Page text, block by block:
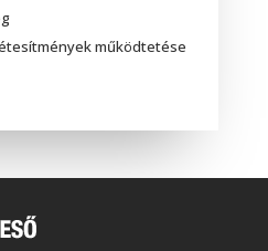
működtetése